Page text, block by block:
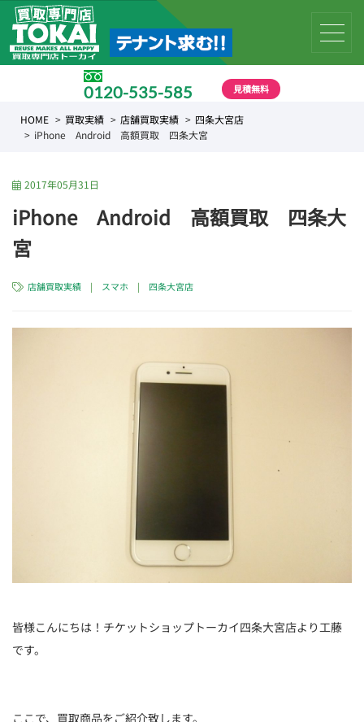
0120-535-585 見積無料
HOME 買取実績 店舗買取実績
四条大宮店
iPhone Android 高額買取 四条大宮
2017年05月31日
iPhone Android 高額買取 四条大
宮
店舗買取実績 | スマホ | 四条大宮店
皆様こんにちは！チケットショップトーカイ四条大宮店より工藤
です。
ここで、買取商品をご紹介致します。